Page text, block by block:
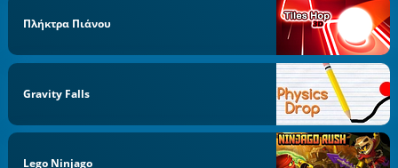
Πλήκτρα Πιάνου
Gravity Falls
Lego Ninjago